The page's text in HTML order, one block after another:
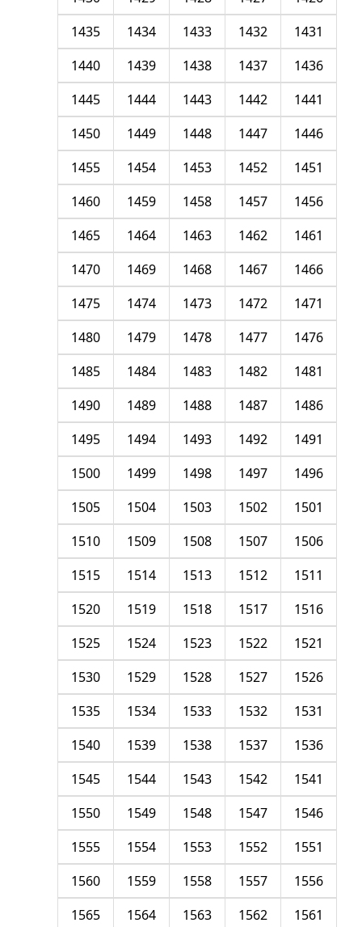
1431
1432
1433
1434
1435
1436
1437
1438
1439
1440
1441
1442
1443
1444
1445
1446
1447
1448
1449
1450
1451
1452
1453
1454
1455
1456
1457
1458
1459
1460
1461
1462
1463
1464
1465
1466
1467
1468
1469
1470
1471
1472
1473
1474
1475
1476
1477
1478
1479
1480
1481
1482
1483
1484
1485
1486
1487
1488
1489
1490
1491
1492
1493
1494
1495
1496
1497
1498
1499
1500
1501
1502
1503
1504
1505
1506
1507
1508
1509
1510
1511
1512
1513
1514
1515
1516
1517
1518
1519
1520
1521
1522
1523
1524
1525
1526
1527
1528
1529
1530
1531
1532
1533
1534
1535
1536
1537
1538
1539
1540
1541
1542
1543
1544
1545
1546
1547
1548
1549
1550
1551
1552
1553
1554
1555
1556
1557
1558
1559
1560
1561
1562
1563
1564
1565